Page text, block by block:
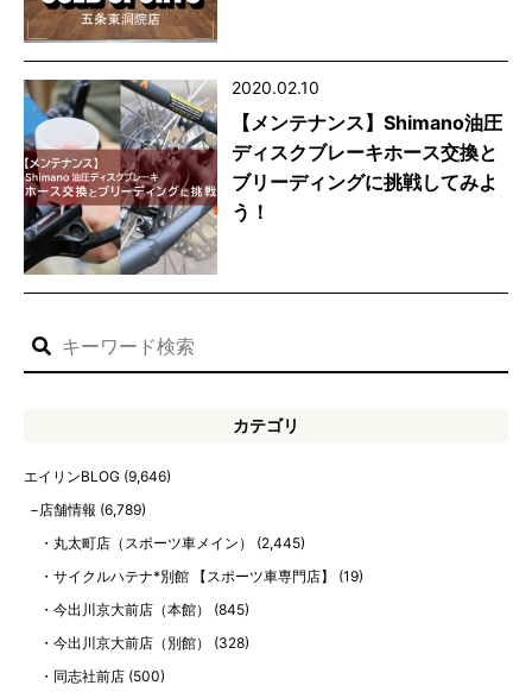
2020.02.10
【メンテナンス】Shimano油圧
ディスクブレーキホース交換と
ブリーディングに挑戦してみよ
う！
カテゴリ
エイリンBLOG (9,646)
店舗情報 (6,789)
丸太町店（スポーツ車メイン）
(2,445)
サイクルハテナ*別館 【スポーツ車専門店】
(19)
今出川京大前店（本館）
(845)
今出川京大前店（別館）
(328)
同志社前店 (500)